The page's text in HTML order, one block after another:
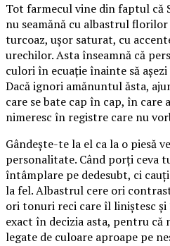
Tot farmecul vine din faptul că
nu seamănă cu albastrul
turcoaz, ușor saturat, cu
urechilor. Asta înseamnă că
culori în ecuație înainte să
Dacă ignori amănuntul ăsta,
care se bate cap în cap, în
nimeresc în registre care nu
Gândește-te la el ca la o piesă
personalitate. Când porți ceva
întâmplare pe dedesubt, ci
la fel. Albastrul cere ori
ori tonuri reci care îl liniștesc
exact în decizia asta, pentru că
legate de culoare aproape pe